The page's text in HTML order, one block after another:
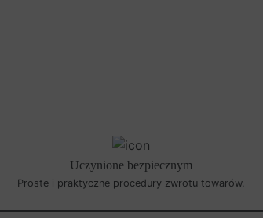
Uczynione bezpiecznym
Proste i praktyczne procedury zwrotu towarów.